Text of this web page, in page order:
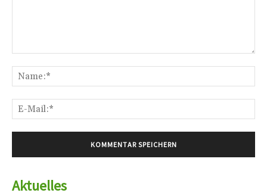
Aktuelles